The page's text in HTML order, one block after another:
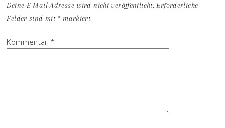
Deine E-Mail-Adresse wird nicht veröffentlicht. Erforderliche
Felder sind mit *markiert
Kommentar *